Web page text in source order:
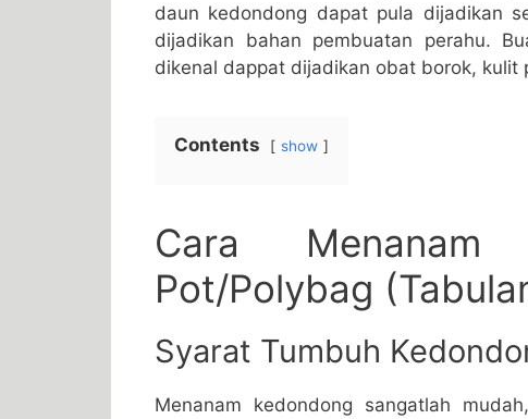
daun kedondong dapat pula dijadikan
dijadikan bahan pembuatan perahu.
dikenal dappat dijadikan obat borok, kulit
Contents show
Cara Menanam
Pot/Polybag
Syarat Tumbuh
Menanam kedondong sangatlah